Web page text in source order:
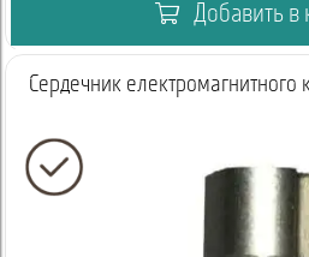
Добавить в
Сердечник електромагнитного